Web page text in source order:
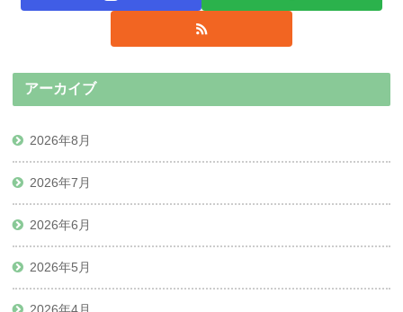
アーカイブ
2026年8月
2026年7月
2026年6月
2026年5月